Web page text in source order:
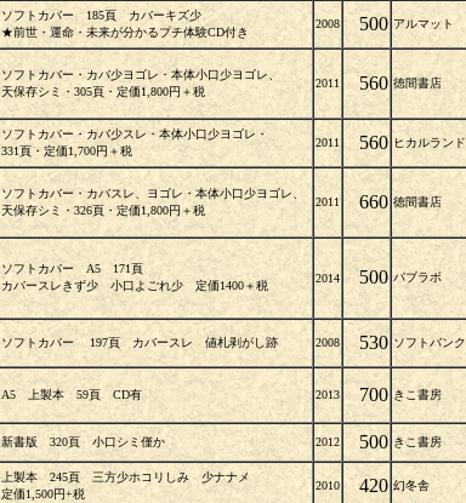
ソフトカバー 185頁 カバーキズ少
★前世・運命・未来が分かるプチ体験CD付き
2008 500 アルマット
ソフトカバー・カバ少ヨゴレ・本体小口少ヨゴレ、
天保存シミ・305頁・定価1,800円＋税
2011 560 徳間書店
ソフトカバー・カバ少スレ・本体小口少ヨゴレ・
331頁・定価1,700円＋税
2011 560 ヒカルランド
ソフトカバー・カバスレ、ヨゴレ・本体小口少ヨゴレ、
天保存シミ・326頁・定価1,800円＋税
2011 660 徳間書店
ソフトカバー A5 171頁
カバースレきず少 小口よごれ少 定価1400＋税
2014 500 パブラボ
ソフトカバー 197頁 カバースレ 値札剥がし跡 2008 530 ソフトバンク
A5 上製本 59頁 CD有 2013 700 きこ書房
新書版 320頁 小口シミ僅か 2012 500 きこ書房
上製本 245頁 三方少ホコリしみ 少ナナメ
定価1,500円+税
2010 420 幻冬舎